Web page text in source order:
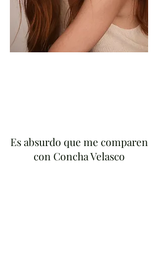
Es absurdo que me comparen
con Concha Velasco